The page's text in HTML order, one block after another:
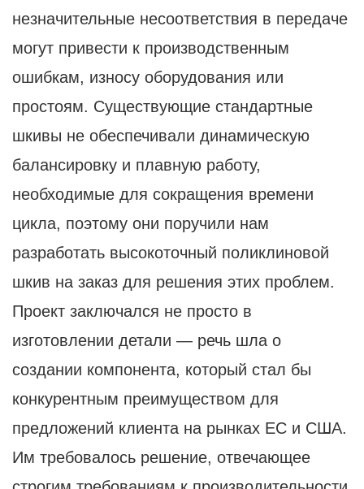
незначительные несоответствия в передаче
могут привести к производственным
ошибкам, износу оборудования или
простоям. Существующие стандартные
шкивы не обеспечивали динамическую
балансировку и плавную работу,
необходимые для сокращения времени
цикла, поэтому они поручили нам
разработать высокоточный поликлиновой
шкив на заказ для решения этих проблем.
Проект заключался не просто в
изготовлении детали — речь шла о
создании компонента, который стал бы
конкурентным преимуществом для
предложений клиента на рынках ЕС и США.
Им требовалось решение, отвечающее